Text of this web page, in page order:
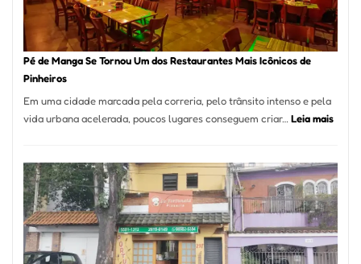
Pé de Manga Se Tornou Um dos Restaurantes Mais Icônicos de
Pinheiros
Em uma cidade marcada pela correria, pelo trânsito intenso e pela
vida urbana acelerada, poucos lugares conseguem criar…Leia mais:
Se
Um
dos